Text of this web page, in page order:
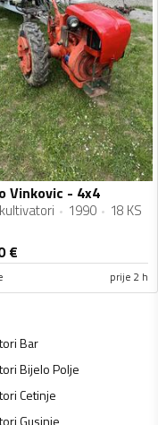
Vinkovic - 4x4
1990 18 KS
€
prije 2 h
Bar
Bijelo Polje
Cetinje